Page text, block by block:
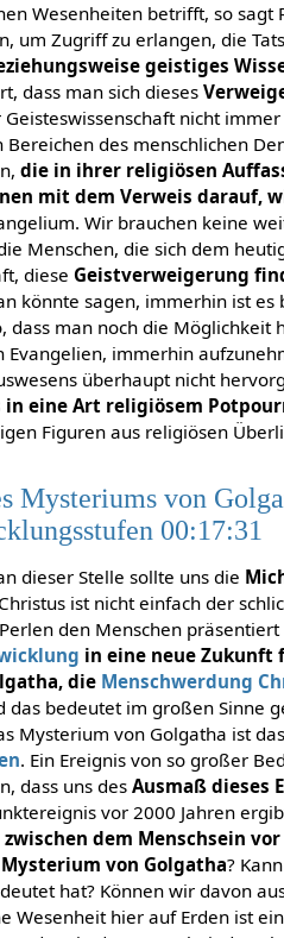
Wesenheiten betrifft, so sagt
um Zugriff zu erlangen, die
geistiges
dass man sich dieses
nicht
des menschlichen
die in ihrer religiösen
mit dem Verweis darauf,
Wir brauchen keine
Menschen, die sich dem
dieseGeistverweigerung
könnte sagen, immerhin ist
dass man noch die Möglichkeit
immerhin
überhaupt nicht
in eine Art religiösem
Figuren aus religiösen
Mysteriums von
00:17:31
dieser Stelle sollte uns die
ist nicht einfach der
den Menschen
in eine neue Zukunft
die Menschwerdung
das bedeutet im großen Sinne
Mysterium von Golgatha ist das
. Ein Ereignis von so großer
dass uns desAusmaß dieses
vor 2000 Jahren
dem Menschsein
von Golgatha?
hat? Können wir davon
Wesenheit hier auf Erden ist